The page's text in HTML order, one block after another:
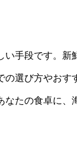
手段です。新
選び方やおす
たの食卓に、